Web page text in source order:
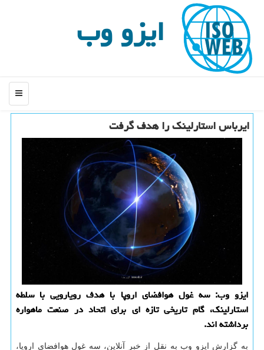
ایزو وب
منو
ایرباس استارلینک را هدف گرفت
ایزو وب: سه غول هوافضای اروپا با هدف رویارویی با سلطه
استارلینک، گام تاریخی تازه ای برای اتحاد در صنعت ماهواره
برداشته اند.
به گزارش ایزو وب به نقل از خبر آنلاین، سه غول هوافضای اروپا،